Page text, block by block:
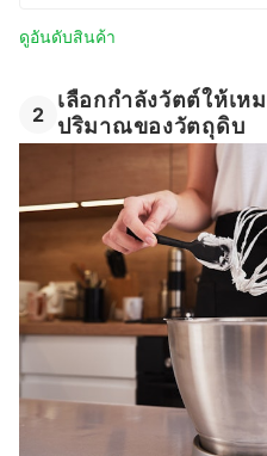
ดูอันดับสินค้า
2
เลือกกำลังวัตต์ให้เ
ปริมาณของวัตถุดิบ